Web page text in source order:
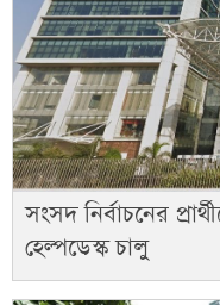
সংসদ নির্বাচনের
হেল্পডেস্ক চালু